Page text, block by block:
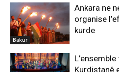
Bakur
Ankara ne
organise
kurde
Kurdistanê